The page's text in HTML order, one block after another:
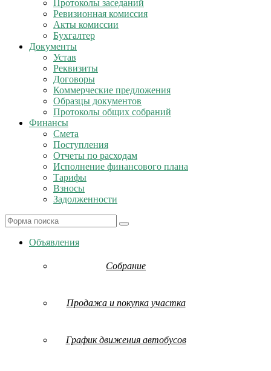
Протоколы заседаний
Ревизионная комиссия
Акты комиссии
Бухгалтер
Документы
Устав
Реквизиты
Договоры
Коммерческие предложения
Образцы документов
Протоколы общих собраний
Финансы
Смета
Поступления
Отчеты по расходам
Исполнение финансового плана
Тарифы
Взносы
Задолженности
Search
Объявления
Собрание
Продажа и покупка участка
График движения автобусов